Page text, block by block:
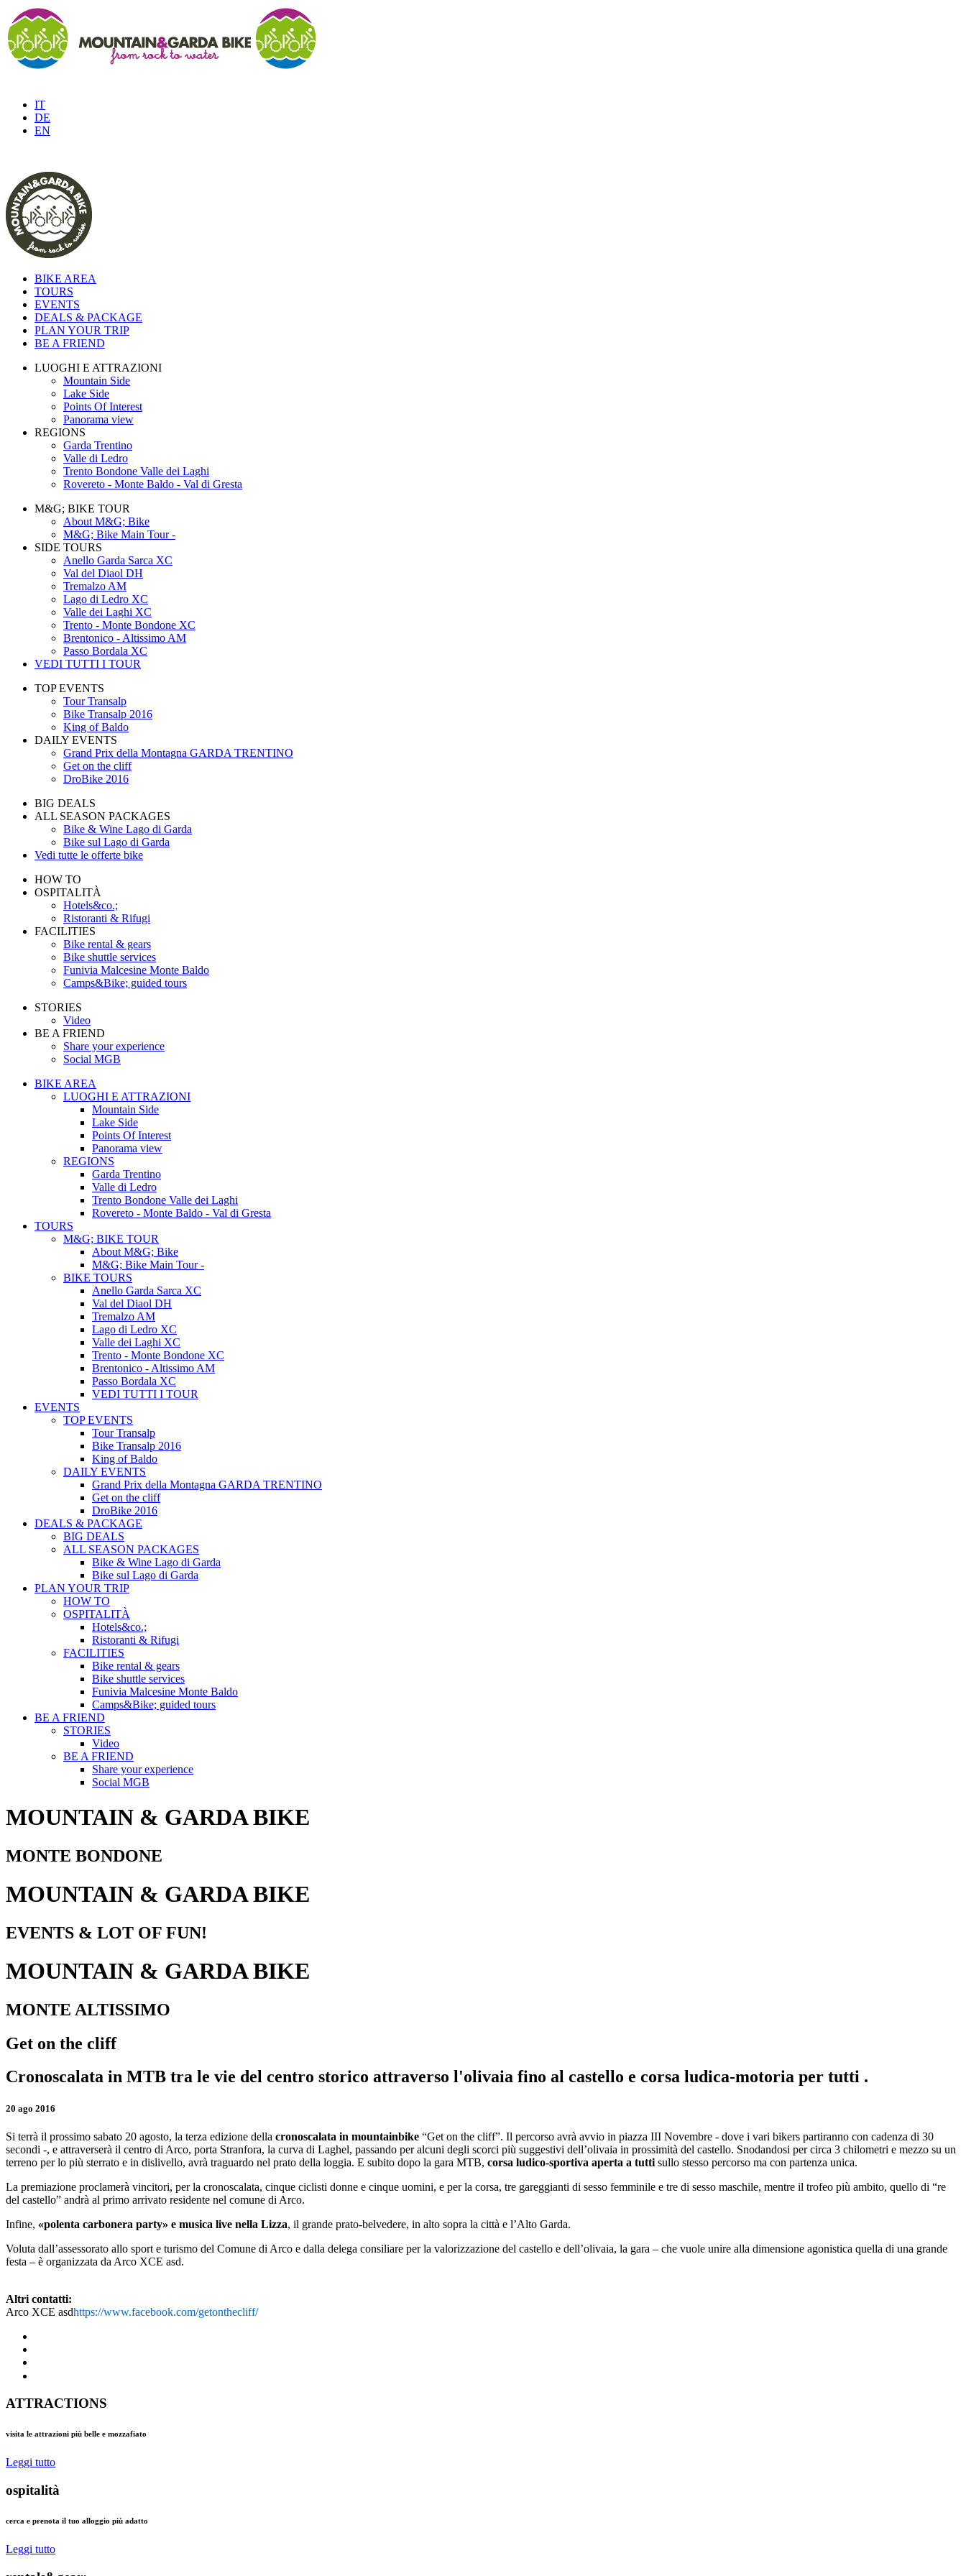
IT
DE
EN
BIKE AREA
TOURS
EVENTS
DEALS & PACKAGE
PLAN YOUR TRIP
BE A FRIEND
LUOGHI E ATTRAZIONI
Mountain Side
Lake Side
Points Of Interest
Panorama view
REGIONS
Garda Trentino
Valle di Ledro
Trento Bondone Valle dei Laghi
Rovereto - Monte Baldo - Val di Gresta
M&G; BIKE TOUR
About M&G; Bike
M&G; Bike Main Tour -
SIDE TOURS
Anello Garda Sarca XC
Val del Diaol DH
Tremalzo AM
Lago di Ledro XC
Valle dei Laghi XC
Trento - Monte Bondone XC
Brentonico - Altissimo AM
Passo Bordala XC
VEDI TUTTI I TOUR
TOP EVENTS
Tour Transalp
Bike Transalp 2016
King of Baldo
DAILY EVENTS
Grand Prix della Montagna GARDA TRENTINO
Get on the cliff
DroBike 2016
BIG DEALS
ALL SEASON PACKAGES
Bike & Wine Lago di Garda
Bike sul Lago di Garda
Vedi tutte le offerte bike
HOW TO
OSPITALITÀ
Hotels&co.;
Ristoranti & Rifugi
FACILITIES
Bike rental & gears
Bike shuttle services
Funivia Malcesine Monte Baldo
Camps&Bike; guided tours
STORIES
Video
BE A FRIEND
Share your experience
Social MGB
BIKE AREA
LUOGHI E ATTRAZIONI
Mountain Side
Lake Side
Points Of Interest
Panorama view
REGIONS
Garda Trentino
Valle di Ledro
Trento Bondone Valle dei Laghi
Rovereto - Monte Baldo - Val di Gresta
TOURS
M&G; BIKE TOUR
About M&G; Bike
M&G; Bike Main Tour -
BIKE TOURS
Anello Garda Sarca XC
Val del Diaol DH
Tremalzo AM
Lago di Ledro XC
Valle dei Laghi XC
Trento - Monte Bondone XC
Brentonico - Altissimo AM
Passo Bordala XC
VEDI TUTTI I TOUR
EVENTS
TOP EVENTS
Tour Transalp
Bike Transalp 2016
King of Baldo
DAILY EVENTS
Grand Prix della Montagna GARDA TRENTINO
Get on the cliff
DroBike 2016
DEALS & PACKAGE
BIG DEALS
ALL SEASON PACKAGES
Bike & Wine Lago di Garda
Bike sul Lago di Garda
PLAN YOUR TRIP
HOW TO
OSPITALITÀ
Hotels&co.;
Ristoranti & Rifugi
FACILITIES
Bike rental & gears
Bike shuttle services
Funivia Malcesine Monte Baldo
Camps&Bike; guided tours
BE A FRIEND
STORIES
Video
BE A FRIEND
Share your experience
Social MGB
MOUNTAIN & GARDA BIKE
MONTE BONDONE
MOUNTAIN & GARDA BIKE
EVENTS & LOT OF FUN!
MOUNTAIN & GARDA BIKE
MONTE ALTISSIMO
Get on the cliff
Cronoscalata in MTB tra le vie del centro storico attraverso l'olivaia fino al castello e corsa ludica-motoria per tutti .
20 ago 2016
Si terrà il prossimo sabato 20 agosto, la terza edizione della cronoscalata in mountainbike “Get on the cliff”. Il percorso avrà avvio in piazza III Novembre - dove i vari bikers partiranno con cadenza di 30
secondi -, e attraverserà il centro di Arco, porta Stranfora, la curva di Laghel, passando per alcuni degli scorci più suggestivi dell’olivaia in prossimità del castello. Snodandosi per circa 3 chilometri e mezzo su un
terreno per lo più sterrato e in dislivello, avrà traguardo nel prato della loggia. E subito dopo la gara MTB, corsa ludico-sportiva aperta a tutti sullo stesso percorso ma con partenza unica.
La premiazione proclamerà vincitori, per la cronoscalata, cinque ciclisti donne e cinque uomini, e per la corsa, tre gareggianti di sesso femminile e tre di sesso maschile, mentre il trofeo più ambito, quello di “re
del castello” andrà al primo arrivato residente nel comune di Arco.
Infine, «polenta carbonera party» e musica live nella Lizza, il grande prato-belvedere, in alto sopra la città e l’Alto Garda.
Voluta dall’assessorato allo sport e turismo del Comune di Arco e dalla delega consiliare per la valorizzazione del castello e dell’olivaia, la gara – che vuole unire alla dimensione agonistica quella di una grande
festa – è organizzata da Arco XCE asd.
Altri contatti:
Arco XCE asdhttps://www.facebook.com/getonthecliff/
ATTRACTIONS
visita le attrazioni più belle e mozzafiato
Leggi tutto
ospitalità
cerca e prenota il tuo alloggio più adatto
Leggi tutto